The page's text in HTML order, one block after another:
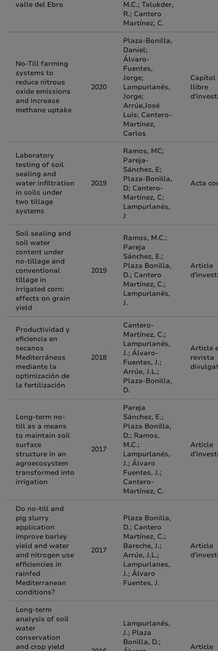
valle del Ebro
M.C.; Talukder,
R.; Cantero
Martínez, C.
No-Till farming
systems to
reduce nitrous
oxide emissions
and increase
methane uptake
2020
Plaza-Bonilla,
Daniel;
Álvaro-
Fuentes,
Jorge;
Lampurlanés,
Jorge;
Arrúe,José
Luis; Cantero-
Martínez,
Carlos
Capítol
llibre
Laboratory
testing of soil
sealing and
water infiltration
in soils under
two tillage
systems
2019
Ramos, MC;
Pareja-
Sánchez, E;
Plaza-Bonilla,
D; Cantero-
Martínez, C;
Lampurlanés,
J
Acta
Soil sealing and
soil water
content under
no-tillage and
conventional
tillage in
irrigated corn:
effects on grain
yield
2019
Ramos, M.C.;
Pareja
Sánchez, E.;
Plaza Bonilla,
D.; Cantero
Martínez, C.;
Lampurlanés,
J.
Article
Productividad y
eficiencia en
secanos
Mediterráneos
mediante la
optimización de
la fertilización
2018
Cantero-
Martínez, C.;
Lampurlanés,
J.; Álvaro-
Fuentes, J.;
Arrúe, J.L.;
Plaza-Bonilla,
D.
Article
revista
Long-term no-
till as a means
to maintain soil
surface
structure in an
agroecosystem
transformed into
irrigation
2017
Pareja
Sánchez, E.;
Plaza Bonilla,
D.; Ramos,
M.C.;
Lampurlanés,
J.; Álvaro
Fuentes, J.;
Cantero-
Martínez, C.
Article
Do no-till and
pig slurry
application
improve barley
yield and water
and nitrogen use
efficiencies in
rainfed
Mediterranean
conditions?
2017
Plaza Bonilla,
D.; Cantero
Martínez, C.;
Bareche, J.;
Arrúe, J.L.;
Lampurlanes,
J.; Álvaro
Fuentes, J.
Article
Long-term
analysis of soil
water
conservation
and crop yield
Lampurlanés,
J.; Plaza
Bonilla, D.;
Article